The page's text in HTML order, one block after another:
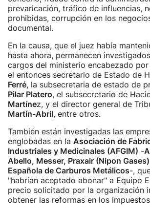
prevaricación, tráfico de influencias,
prohibidas, corrupción en los
documental.
En la causa, que el juez había
hasta ahora, permanecen
cargos del ministerio encabezado
el entonces secretario de Estado de
Ferré, la subsecretaria de estado de
Pilar Platero, el subsecretario de
Martínez, y el director general de
Martín-Abril, entre otros.
También están investigadas las
englobadas en la Asociación de
Industriales y Medicinales (AFGIM) -
Abello, Messer, Praxair (Nipon
Española de Carburos Metálicos-,
"habrían aceptado abonar" a Equipo
precio solicitado por la organización
obtener las reformas en los